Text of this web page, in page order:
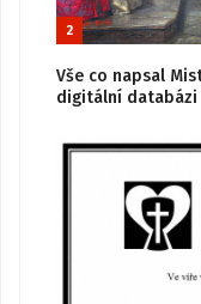
2
Vše co napsal
digitální databázi